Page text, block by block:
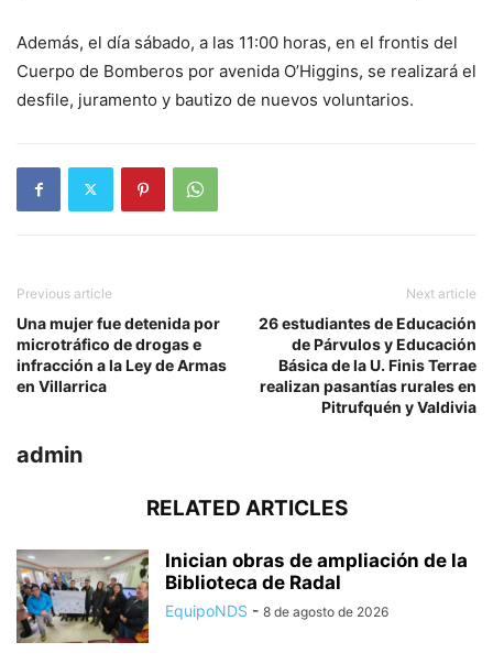
Además, el día sábado, a las 11:00 horas, en el frontis del
Cuerpo de Bomberos por avenida O’Higgins, se realizará el
desfile, juramento y bautizo de nuevos voluntarios.
Previous article
Una mujer fue detenida por
microtráfico de drogas e
infracción a la Ley de Armas
en Villarrica
Next article
26 estudiantes de Educación
de Párvulos y Educación
Básica de la U. Finis Terrae
realizan pasantías rurales en
Pitrufquén y Valdivia
admin
RELATED ARTICLES
Inician obras de ampliación de la
Biblioteca de Radal
EquipoNDS - 8 de agosto de 2026